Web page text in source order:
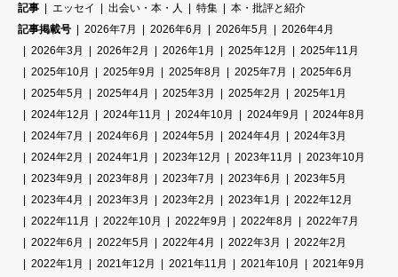
記事
エッセイ 出会い・本・人 特集
本・批評と紹介
記事掲載号
2026年7月 2026年6月 2026年5月
2026年4月
2026年3月
2026年2月 2026年1月 2025年12月
2025年11月
2025年10月
2025年9月 2025年8月 2025年7月
2025年6月
2025年5月
2025年4月 2025年3月 2025年2月
2025年1月
2024年12月
2024年11月 2024年10月 2024年9月
2024年8月
2024年7月
2024年6月 2024年5月 2024年4月
2024年3月
2024年2月
2024年1月 2023年12月 2023年11月
2023年10月
2023年9月
2023年8月 2023年7月 2023年6月
2023年5月
2023年4月
2023年3月 2023年2月 2023年1月
2022年12月
2022年11月
2022年10月 2022年9月 2022年8月
2022年7月
2022年6月
2022年5月 2022年4月 2022年3月
2022年2月
2022年1月
2021年12月 2021年11月 2021年10月
2021年9月